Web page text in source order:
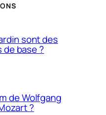
sont des
base ?
de Wolfgang
?